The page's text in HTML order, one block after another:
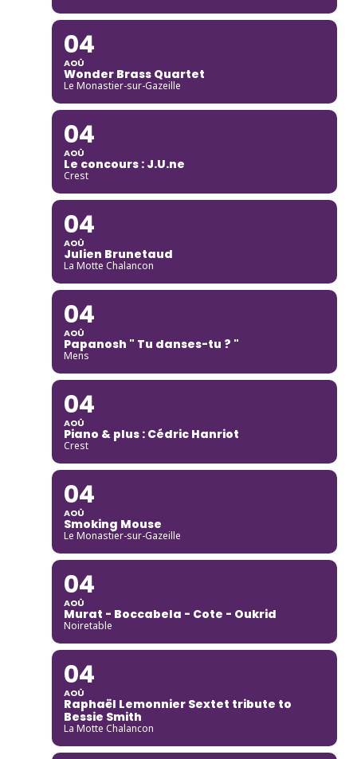
04
AOÛ
Wonder Brass Quartet
Le Monastier-sur-Gazeille
04
AOÛ
Le concours : J.U.ne
Crest
04
AOÛ
Julien Brunetaud
La Motte Chalancon
04
AOÛ
Papanosh " Tu danses-tu ? "
Mens
04
AOÛ
Piano & plus : Cédric Hanriot
Crest
04
AOÛ
Smoking Mouse
Le Monastier-sur-Gazeille
04
AOÛ
Murat - Boccabela - Cote - Oukrid
Noiretable
04
AOÛ
Raphaël Lemonnier Sextet tribute to
Bessie Smith
La Motte Chalancon